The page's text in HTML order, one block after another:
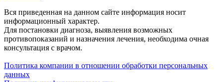
Вся приведенная на данном сайте информация носит
информационный характер.
Для постановки диагноза, выявления возможных
противопоказаний и назначения лечения, необходима очная
консультация с врачом.
Политика компании в отношении обработки персональных
данных